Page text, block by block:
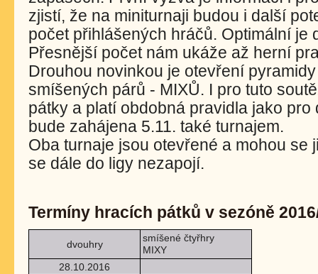
zjistí, že na miniturnaji budou i další
počet přihlášených hráčů. Optimální je
Přesnější počet nám ukáže až herní
Drouhou novinkou je otevření
smíšených párů - MIXŮ. I pro tuto
pátky a platí obdobná pravidla jako pro
bude zahájena 5.11. také turnajem.
Oba turnaje jsou otevřené a mohou se
se dále do ligy nezapojí.
Termíny hracích pátků v sezóně
dvouhry
smíšené čtyřhry
MIXY
28.10.2016